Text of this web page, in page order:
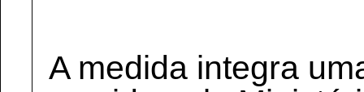
A medida integra